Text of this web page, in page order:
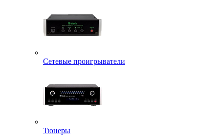
Сетевые проигрыватели
Тюнеры